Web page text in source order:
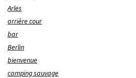
Arles
arrière cour
bar
Berlin
bienvenue
camping sauvage